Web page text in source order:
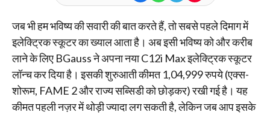
जब भी हम भविष्य की सवारी की बात करते हैं, तो सबसे पहले दिमाग में
इलेक्ट्रिक स्कूटर का ख्याल आता है। अब इसी भविष्य को और करीब
लाने के लिए BGauss ने अपना नया C12i Max इलेक्ट्रिक स्कूटर
लॉन्च कर दिया है। इसकी शुरुआती कीमत 1,04,999 रुपये (एक्स-
शोरूम, FAME 2 और राज्य सब्सिडी को छोड़कर) रखी गई है। यह
कीमत पहली नज़र में थोड़ी ज्यादा लग सकती है, लेकिन जब आप इसके